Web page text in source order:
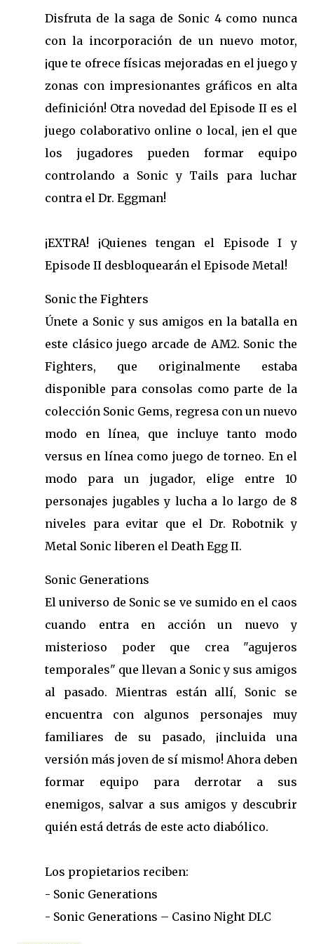
Disfruta de la saga de Sonic 4 como nunca
con la incorporación de un nuevo motor,
¡que te ofrece físicas mejoradas en el juego y
zonas con impresionantes gráficos en alta
definición! Otra novedad del Episode II es el
juego colaborativo online o local, ¡en el que
los jugadores pueden formar equipo
controlando a Sonic y Tails para luchar
contra el Dr. Eggman!
¡EXTRA! ¡Quienes tengan el Episode I y
Episode II desbloquearán el Episode Metal!
Sonic the Fighters
Únete a Sonic y sus amigos en la batalla en
este clásico juego arcade de AM2. Sonic the
Fighters, que originalmente estaba
disponible para consolas como parte de la
colección Sonic Gems, regresa con un nuevo
modo en línea, que incluye tanto modo
versus en línea como juego de torneo. En el
modo para un jugador, elige entre 10
personajes jugables y lucha a lo largo de 8
niveles para evitar que el Dr. Robotnik y
Metal Sonic liberen el Death Egg II.
Sonic Generations
El universo de Sonic se ve sumido en el caos
cuando entra en acción un nuevo y
misterioso poder que crea "agujeros
temporales" que llevan a Sonic y sus amigos
al pasado. Mientras están allí, Sonic se
encuentra con algunos personajes muy
familiares de su pasado, ¡incluida una
versión más joven de sí mismo! Ahora deben
formar equipo para derrotar a sus
enemigos, salvar a sus amigos y descubrir
quién está detrás de este acto diabólico.
Los propietarios reciben:
- Sonic Generations
- Sonic Generations – Casino Night DLC